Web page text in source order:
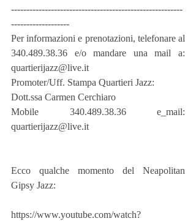
--------------------------------------------------------
-------------------
Per informazioni e prenotazioni, telefonare al
340.489.38.36 e/o mandare una mail a:
quartierijazz@live.it
Promoter/Uff. Stampa Quartieri Jazz:
Dott.ssa Carmen Cerchiaro
Mobile 340.489.38.36 e_mail:
quartierijazz@live.it
Ecco qualche momento del Neapolitan
Gipsy Jazz:
https://www.youtube.com/watch?